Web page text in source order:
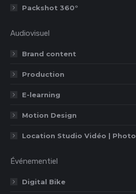
Packshot 360°
Audiovisuel
Brand content
Production
E-learning
Motion Design
Location Studio Vidéo | Photo
Événementiel
Digital Bike